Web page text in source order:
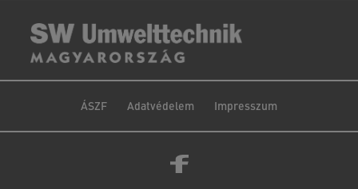
ÁSZF Adatvédelem Impresszum